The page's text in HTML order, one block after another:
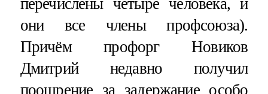
перечислены четыре человека, и
они все члены профсоюза).
Причём профорг Новиков
Дмитрий недавно получил
поощрение за задержание особо